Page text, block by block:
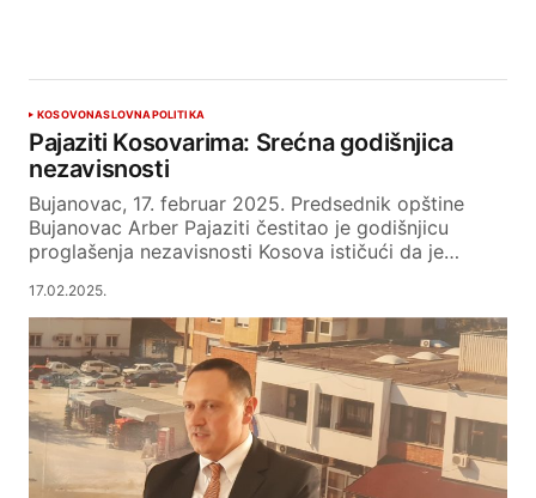
KOSOVONASLOVNAPOLITIKA
Pajaziti Kosovarima: Srećna godišnjica
nezavisnosti
Bujanovac, 17. februar 2025. Predsednik opštine
Bujanovac Arber Pajaziti čestitao je godišnjicu
proglašenja nezavisnosti Kosova ističući da je…
17.02.2025.